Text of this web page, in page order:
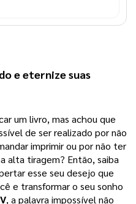
e eternize suas
um livro, mas achou que
de ser realizado por não
imprimir ou por não ter
alta tiragem? Então, saiba
esse seu desejo que
e transformar o seu sonho
, a palavra impossível não